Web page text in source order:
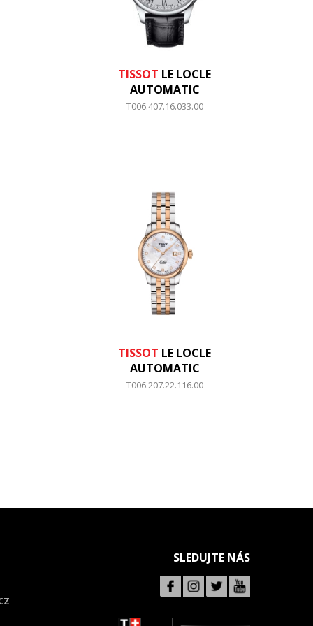
TISSOT LE LOCLE
AUTOMATIC
T006.407.16.033.00
TISSOT LE LOCLE
AUTOMATIC
T006.207.22.116.00
SLEDUJTE NÁS